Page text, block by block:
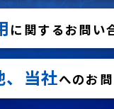
に関するお問い
、当社へのお